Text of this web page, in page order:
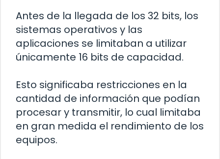
Antes de la llegada de los 32 bits, los
sistemas operativos y las
aplicaciones se limitaban a utilizar
únicamente 16 bits de capacidad.
Esto significaba restricciones en la
cantidad de información que podían
procesar y transmitir, lo cual limitaba
en gran medida el rendimiento de los
equipos.